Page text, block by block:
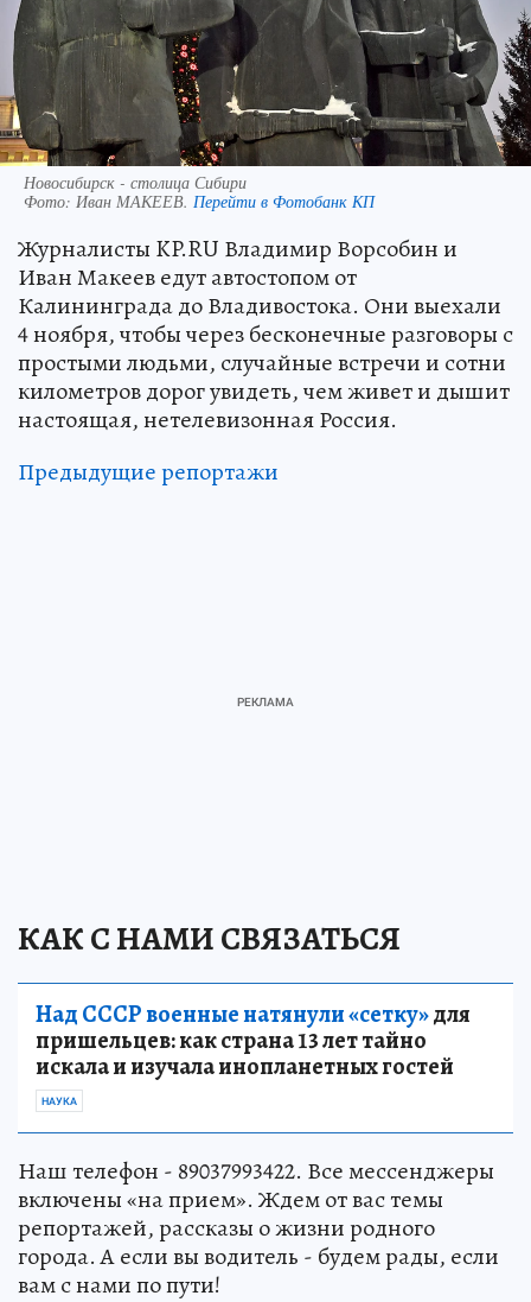
Новосибирск - столица Сибири
Фото: Иван МАКЕЕВ. Перейти в Фотобанк КП
Журналисты KP.RU Владимир Ворсобин и
Иван Макеев едут автостопом от
Калининграда до Владивостока. Они выехали
4 ноября, чтобы через бесконечные разговоры с
простыми людьми, случайные встречи и сотни
километров дорог увидеть, чем живет и дышит
настоящая, нетелевизонная Россия.
Предыдущие репортажи
КАК С НАМИ СВЯЗАТЬСЯ
Над СССР военные натянули «сетку»для
пришельцев: как страна 13 лет тайно
искала и изучала инопланетных гостей
НАУКА
Наш телефон - 89037993422. Все мессенджеры
включены «на прием». Ждем от вас темы
репортажей, рассказы о жизни родного
города. А если вы водитель - будем рады, если
вам с нами по пути!